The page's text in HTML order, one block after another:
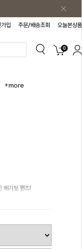
입 주문/배송조회 오늘본상품
0
+more
배기핏 팬츠!